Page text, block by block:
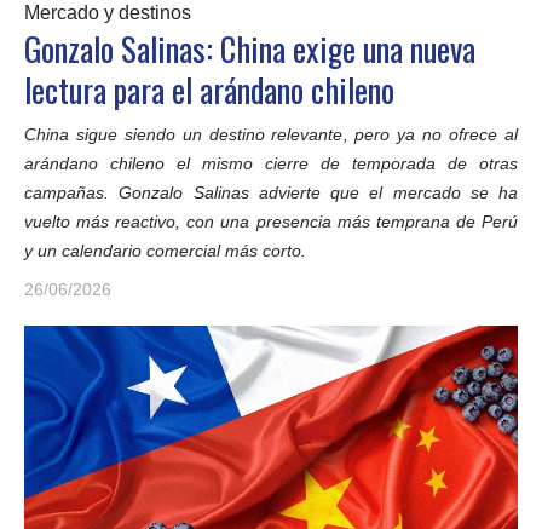
Mercado y destinos
Gonzalo Salinas: China exige una nueva
lectura para el arándano chileno
China sigue siendo un destino relevante, pero ya no ofrece al
arándano chileno el mismo cierre de temporada de otras
campañas. Gonzalo Salinas advierte que el mercado se ha
vuelto más reactivo, con una presencia más temprana de Perú
y un calendario comercial más corto.
26/06/2026